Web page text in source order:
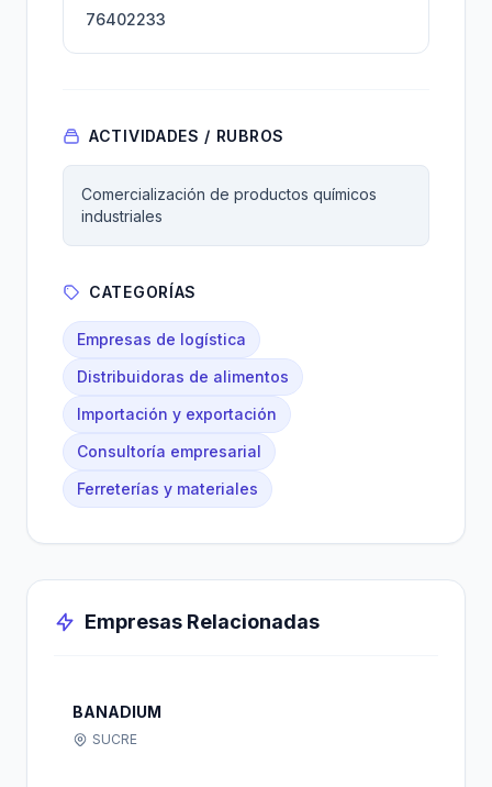
76402233
ACTIVIDADES / RUBROS
Comercialización de productos químicos
industriales
CATEGORÍAS
Empresas de logística
Distribuidoras de alimentos
Importación y exportación
Consultoría empresarial
Ferreterías y materiales
Empresas Relacionadas
BANADIUM
SUCRE